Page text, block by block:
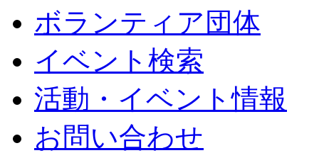
ボランティア団体
イベント検索
活動・イベント情報
お問い合わせ